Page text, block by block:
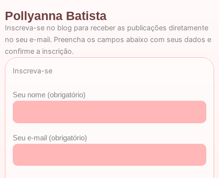
Pollyanna Batista
Inscreva-se no blog para receber as publicações diretamente
no seu e-mail. Preencha os campos abaixo com seus dados e
confirme a inscrição.
Inscreva-se
Seu nome (obrigatório)
Seu e-mail (obrigatório)